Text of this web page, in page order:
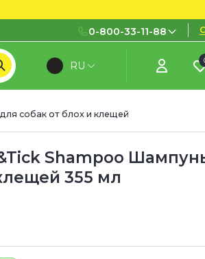
0-800-33-11-88
0-800-33-11-88
Бесплатно с городских и
(097) 133 11 88
(095) 133 11 88
(073) 133 11 88
RU
собак от блох и клещей
Shampoo
355 мл